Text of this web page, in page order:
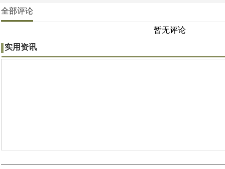
全部评论
暂无评论
实用资讯